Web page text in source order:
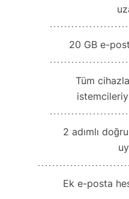
20 GB e-
Tüm
2 adımlı
Ek e-posta